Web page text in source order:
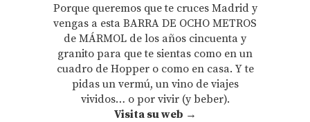
Porque queremos que te cruces Madrid y
vengas a esta BARRA DE OCHO METROS
de MÁRMOL de los años cincuenta y
granito para que te sientas como en un
cuadro de Hopper o como en casa. Y te
pidas un vermú, un vino de viajes
vividos… o por vivir (y beber).
Visita su web →